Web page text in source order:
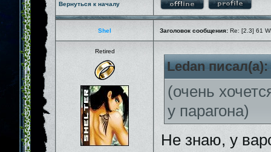
Вернуться к началу
Shel Заголовок сообщения: Re: [2.3] 61
Retired
Ledan писал(а):
(очень
у парагона)
Не знаю, у